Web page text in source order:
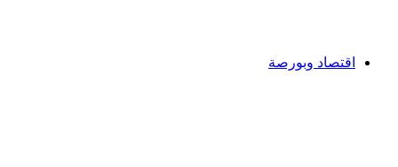
اقتصاد وبورصة